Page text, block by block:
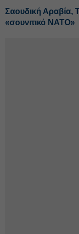
Σαουδική Αραβία,
«σουνιτικό ΝΑΤΟ»